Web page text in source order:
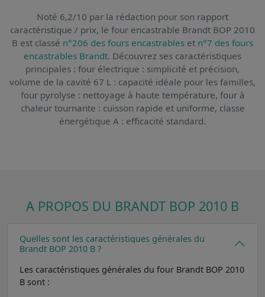
Noté 6,2/10 par la rédaction pour son rapport
caractéristique / prix, le four encastrable Brandt BOP 2010
B est classé n°206 des fours encastrables et n°7 des fours
encastrables Brandt. Découvrez ses caractéristiques
principales : four électrique : simplicité et précision,
volume de la cavité 67 L : capacité idéale pour les familles,
four pyrolyse : nettoyage à haute température, four à
chaleur tournante : cuisson rapide et uniforme, classe
énergétique A : efficacité standard.
A PROPOS DU BRANDT BOP 2010 B
Quelles sont les caractéristiques générales du
Brandt BOP 2010 B ?
Les caractéristiques générales du four Brandt BOP 2010
B sont :